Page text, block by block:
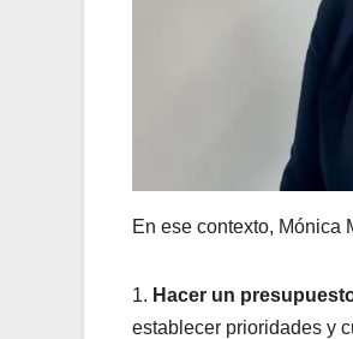
En ese contexto, Mónica
1. Hacer un
establecer prioridades y